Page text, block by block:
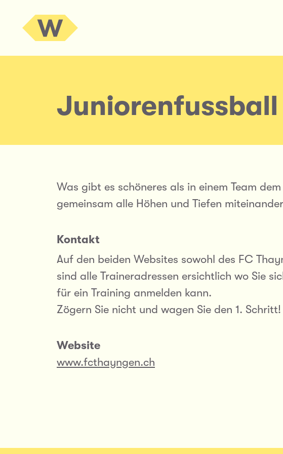
Was gibt es schöneres als in einem Team
gemeinsam alle Höhen und Tiefen
Kontakt
Auf den beiden Websites sowohl des FC
sind alle Traineradressen ersichtlich wo Sie
für ein Training anmelden kann.
Zögern Sie nicht und wagen Sie den 1. Schritt!
Website
www.fcthayngen.ch